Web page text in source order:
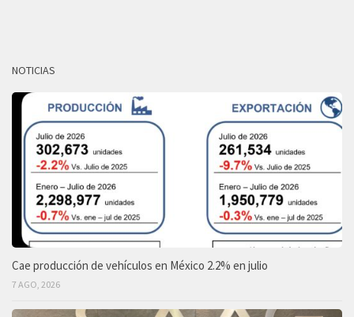
NOTICIAS
Cae producción de vehículos en México 2.2% en julio
7 AGO, 2026